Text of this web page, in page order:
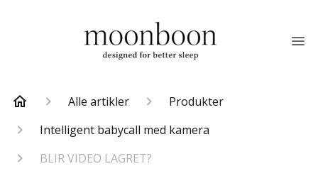
Alle artikler
Produkter
Intelligent babycall med kamera
BLIR VIDEO LAGRET?